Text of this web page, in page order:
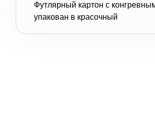
Футлярный картон с
упакован в красочный